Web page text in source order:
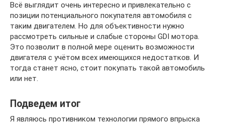
Всё выглядит очень интересно и привлекательно с
позиции потенциального покупателя автомобиля с
таким двигателем. Но для объективности нужно
рассмотреть сильные и слабые стороны GDI мотора.
Это позволит в полной мере оценить возможности
двигателя с учётом всех имеющихся недостатков. И
тогда станет ясно, стоит покупать такой автомобиль
или нет.
Подведем итог
Я являюсь противником технологии прямого впрыска